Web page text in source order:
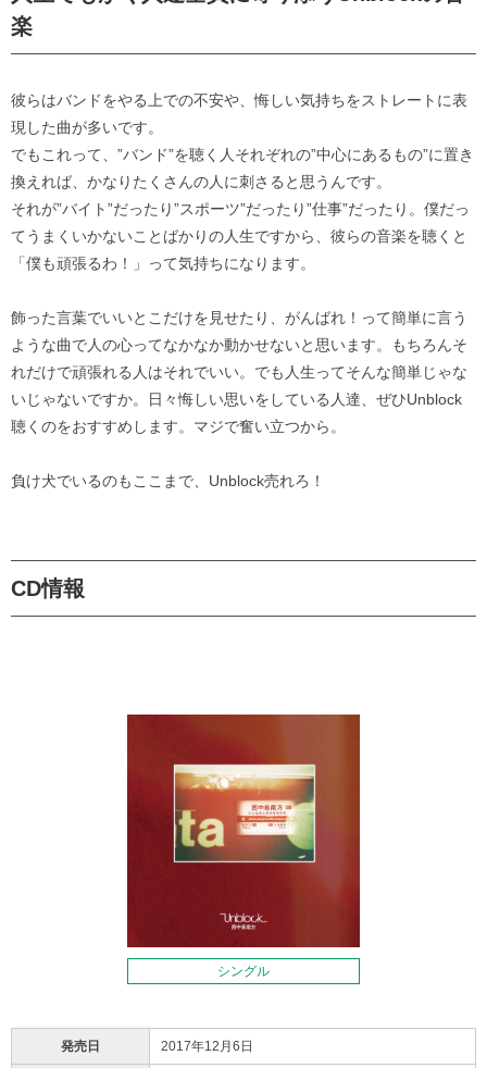
楽
彼らはバンドをやる上での不安や、悔しい気持ちをストレートに表
現した曲が多いです。
でもこれって、”バンド”を聴く人それぞれの”中心にあるもの”に置き
換えれば、かなりたくさんの人に刺さると思うんです。
それが”バイト”だったり”スポーツ”だったり”仕事”だったり。僕だっ
てうまくいかないことばかりの人生ですから、彼らの音楽を聴くと
「僕も頑張るわ！」って気持ちになります。
飾った言葉でいいとこだけを見せたり、がんばれ！って簡単に言う
ような曲で人の心ってなかなか動かせないと思います。もちろんそ
れだけで頑張れる人はそれでいい。でも人生ってそんな簡単じゃな
いじゃないですか。日々悔しい思いをしている人達、ぜひUnblock
聴くのをおすすめします。マジで奮い立つから。
負け犬でいるのもここまで、Unblock売れろ！
CD情報
発売日 2017年12月6日